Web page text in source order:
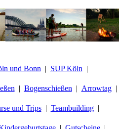
und Bonn SUP Köln
Bogenschießen Arrowtag
und Trips Teambuilding